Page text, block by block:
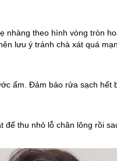
nhàng theo hình vòng tròn
lưu ý tránh chà xát quá
ấm. Đảm bảo rửa sạch hết
thu nhỏ lỗ chân lông rồi